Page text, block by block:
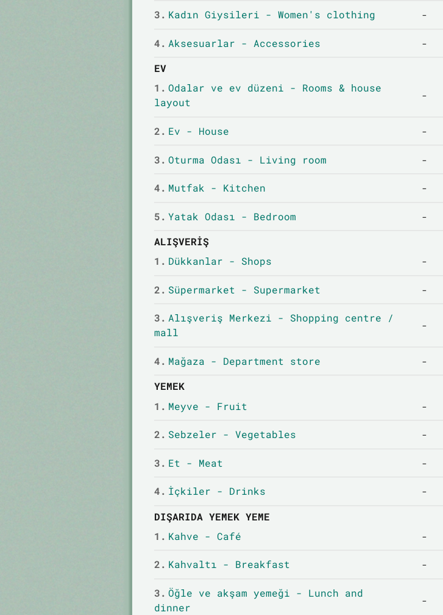
3. Kadın Giysileri - Women's clothing -
4. Aksesuarlar - Accessories -
EV
1. Odalar ve ev düzeni - Rooms & house
layout
-
2. Ev - House -
3. Oturma Odası - Living room -
4. Mutfak - Kitchen -
5. Yatak Odası - Bedroom -
ALIŞVERIŞ
1. Dükkanlar - Shops -
2. Süpermarket - Supermarket -
3. Alışveriş Merkezi - Shopping centre /
mall
-
4. Mağaza - Department store -
YEMEK
1. Meyve - Fruit -
2. Sebzeler - Vegetables -
3. Et - Meat -
4. İçkiler - Drinks -
DIŞARIDA YEMEK YEME
1. Kahve - Café -
2. Kahvaltı - Breakfast -
3. Öğle ve akşam yemeği - Lunch and
dinner
-